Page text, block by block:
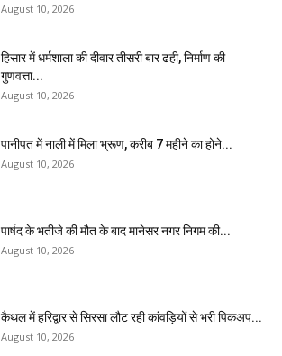
August 10, 2026
हिसार में धर्मशाला की दीवार तीसरी बार ढही, निर्माण की
गुणवत्ता...
August 10, 2026
पानीपत में नाली में मिला भ्रूण, करीब 7 महीने का होने...
August 10, 2026
पार्षद के भतीजे की मौत के बाद मानेसर नगर निगम की...
August 10, 2026
कैथल में हरिद्वार से सिरसा लौट रही कांवड़ियों से भरी पिकअप...
August 10, 2026